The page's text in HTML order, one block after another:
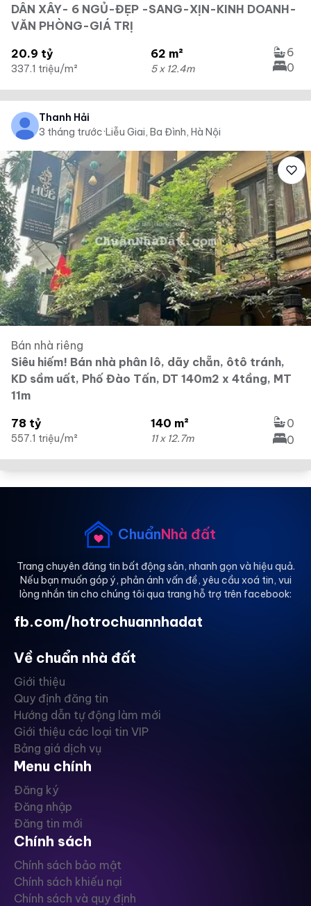
DÂN XÂY- 6 NGỦ-ĐẸP -SANG-XỊN-KINH DOANH-
VĂN PHÒNG-GIÁ TRỊ
20.9 tỷ
337.1 triệu/m²
62 m²
5 x 12.4m
6
0
Thanh Hải
3 tháng trước·Liễu Giai, Ba Đình, Hà Nội
Bán nhà riêng
Siêu hiếm! Bán nhà phân lô, dãy chẵn, ôtô tránh,
KD sầm uất, Phố Đào Tấn, DT 140m2 x 4tầng, MT
11m
78 tỷ
557.1 triệu/m²
140 m²
11 x 12.7m
0
0
ChuẩnNhà đất
Trang chuyên đăng tin bất động sản, nhanh gọn và hiệu quả.
Nếu bạn muốn góp ý, phản ánh vấn đề, yêu cầu xoá tin, vui
lòng nhắn tin cho chúng tôi qua trang hỗ trợ trên facebook:
fb.com/hotrochuannhadat
Về chuẩn nhà đất
Giới thiệu
Quy định đăng tin
Hướng dẫn tự động làm mới
Giới thiệu các loại tin VIP
Bảng giá dịch vụ
Menu chính
Đăng ký
Đăng nhập
Đăng tin mới
Chính sách
Chính sách bảo mật
Chính sách khiếu nại
Chính sách và quy định